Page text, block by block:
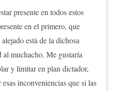
presente en todos estos
en el primero, que
está de la dichosa
al muchacho. Me gustaría
y limitar en plan dictador,
inconveniencias que si las